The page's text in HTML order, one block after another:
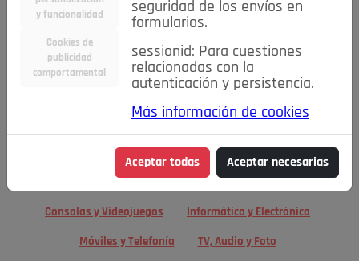
Electrodomésticos
Niños y Bebés Inmobiliaria Construcción y Reformas
Moda Accesorios Ropa Motor
Motor y Accesorios Motos Ocio
Cine, Libros y Música Coleccionismo Otros
Consolas y Videojuegos Informática y Electrónica
Móviles y Telefonía TV, Audio y Foto
y funcionalidad
Cookies de
publicidad
comportamental
seguridad de los envíos en
formularios.
sessionid: Para cuestiones
relacionadas con la
autenticación y persistencia.
Más información de cookies
Aceptar todas Aceptar necesarias